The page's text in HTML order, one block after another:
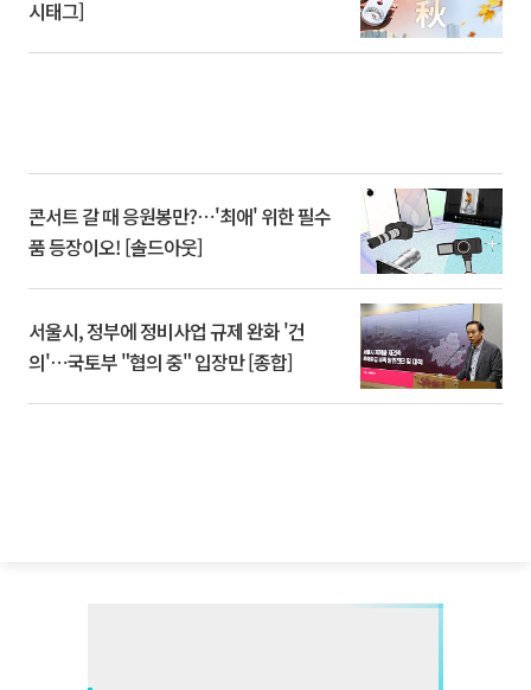
시태그]
콘서트 갈 때 응원봉만?⋯'최애' 위한 필수
품 등장이오! [솔드아웃]
서울시, 정부에 정비사업 규제 완화 '건
의'⋯국토부 "협의 중" 입장만 [종합]